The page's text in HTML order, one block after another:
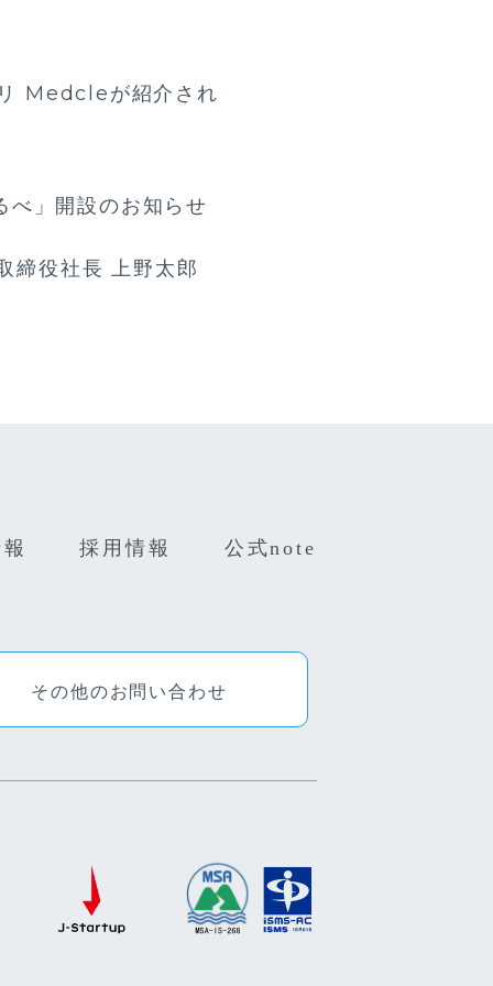
Medcleが紹介され
べ」開設のお知らせ
締役社長 上野太郎
採用情報 公式note
その他のお問い合わせ